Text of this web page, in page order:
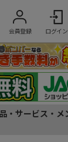
会員登録 ログイン
・サービス・メ